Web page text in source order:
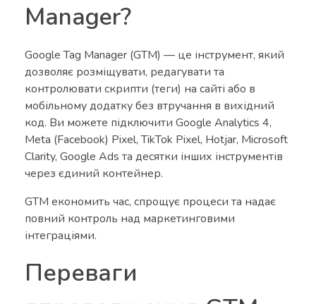
Manager?
Google Tag Manager (GTM) — це інструмент, який
дозволяє розміщувати, редагувати та
контролювати скрипти (теги) на сайті або в
мобільному додатку без втручання в вихідний
код. Ви можете підключити Google Analytics 4,
Meta (Facebook) Pixel, TikTok Pixel, Hotjar, Microsoft
Clarity, Google Ads та десятки інших інструментів
через єдиний контейнер.
GTM економить час, спрощує процеси та надає
повний контроль над маркетинговими
інтеграціями.
Переваги